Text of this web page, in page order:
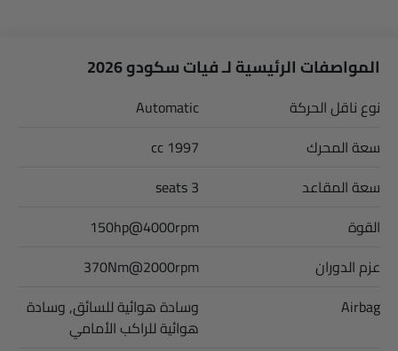
المواصفات الرئيسية لـ فيات سكودو 2026
نوع ناقل الحركة
Automatic
سعة المحرك
1997 cc
سعة المقاعد
3 seats
القوة
150hp@4000rpm
عزم الدوران
370Nm@2000rpm
Airbag
وسادة هوائية للسائق, وسادة
هوائية للراكب الأمامي